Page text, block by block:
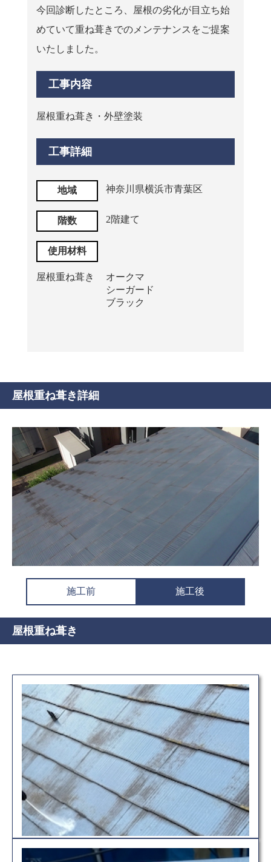
今回診断したところ、屋根の劣化が目立ち始
めていて重ね葺きでのメンテナンスをご提案
いたしました。
工事内容
屋根重ね葺き・外壁塗装
工事詳細
地域 神奈川県横浜市青葉区
階数 2階建て
使用材料
屋根重ね葺き
オークマ
シーガード
ブラック
屋根重ね葺き詳細
施工前 施工後
屋根重ね葺き